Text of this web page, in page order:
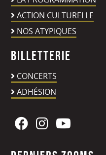
ACTION CULTURELLE
NOS ATYPIQUES
Billetterie
CONCERTS
ADHÉSION